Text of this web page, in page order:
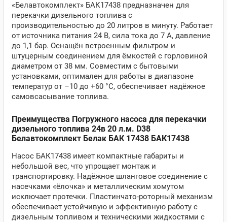
«Белавтокомплект» БАК17438 предназначен для
перекачки дизельного топлива с
производительностью до 20 литров в минуту. Работает
от источника питания 24 В, сила тока до 7 А, давление
до 1,1 бар. Оснащён встроенным фильтром и
штуцерным соединением для ёмкостей с горловиной
диаметром от 38 мм. Совместим с бытовыми
установками, оптимален для работы в диапазоне
температур от –10 до +60 °C, обеспечивает надёжное
самовсасывание топлива.
Преимущества Погружного насоса для перекачки
дизельного топлива 24в 20 л.м. D38
Белавтокомплект Белак БАК 17438 БАК17438
Насос БАК17438 имеет компактные габариты и
небольшой вес, что упрощает монтаж и
транспортировку. Надёжное шланговое соединение с
насечками «ёлочка» и металлическим хомутом
исключает протечки. Пластинчато-роторный механизм
обеспечивает устойчивую и эффективную работу с
дизельным топливом и техническими жидкостями с